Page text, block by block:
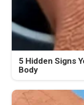
5 Hidden Signs
Body